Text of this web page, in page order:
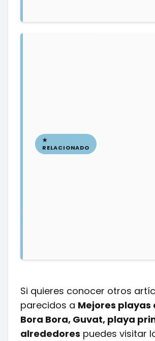
Si quieres conocer otros
parecidos a Mejores playas
Bora Bora, Guvat, playa
alrededores puedes visitar